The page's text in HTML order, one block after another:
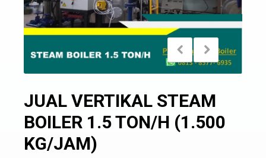
JUAL VERTIKAL STEAM
BOILER 1.5 TON/H (1.500
KG/JAM)